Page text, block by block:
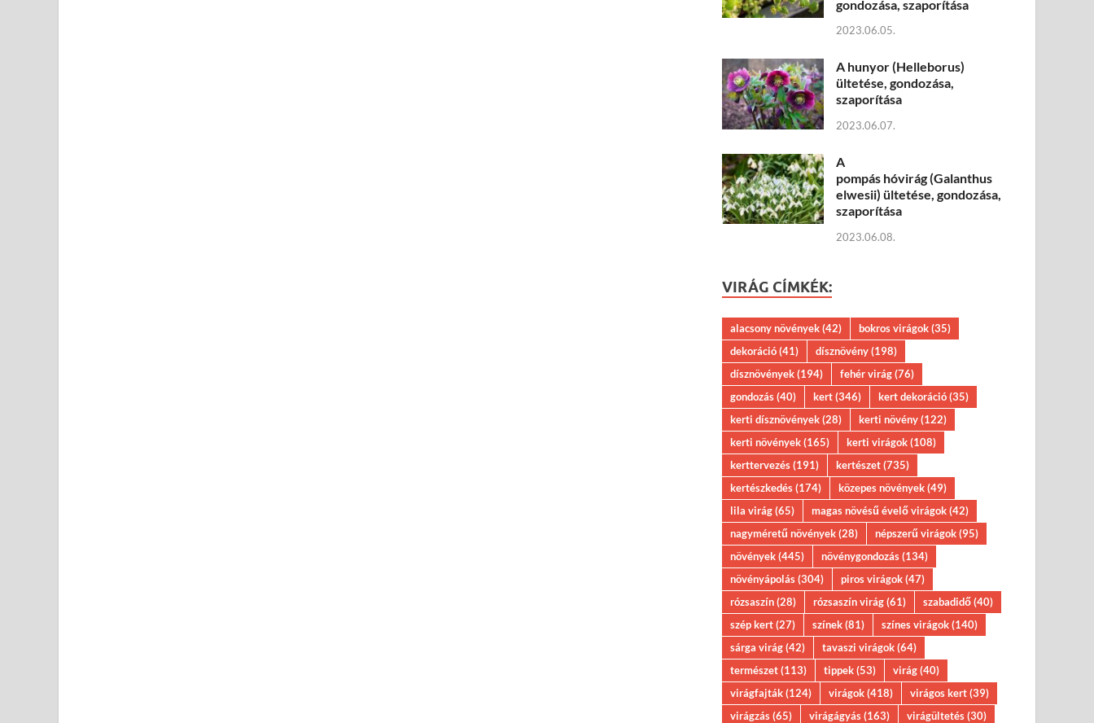
gondozása, szaporítása
2023.06.05.
A hunyor (Helleborus)
ültetése, gondozása,
szaporítása
2023.06.07.
A
pompás hóvirág (Galanthus
elwesii) ültetése, gondozása,
szaporítása
2023.06.08.
VIRÁG CÍMKÉK:
alacsony növények(42) bokros virágok(35)
dekoráció(41) dísznövény(198)
dísznövények(194) fehér virág(76)
gondozás(40) kert(346) kert dekoráció(35)
kerti dísznövények(28) kerti növény(122)
kerti növények(165) kerti virágok(108)
kerttervezés(191) kertészet(735)
kertészkedés(174) közepes növények(49)
lila virág(65) magas növésű évelő virágok(42)
nagyméretű növények(28) népszerű virágok(95)
növények(445) növénygondozás(134)
növényápolás(304) piros virágok(47)
rózsaszín(28) rózsaszín virág(61) szabadidő(40)
szép kert(27) színek(81) színes virágok(140)
sárga virág(42) tavaszi virágok(64)
természet(113) tippek(53) virág(40)
virágfajták(124) virágok(418) virágos kert(39)
virágzás(65) virágágyás(163) virágültetés(30)